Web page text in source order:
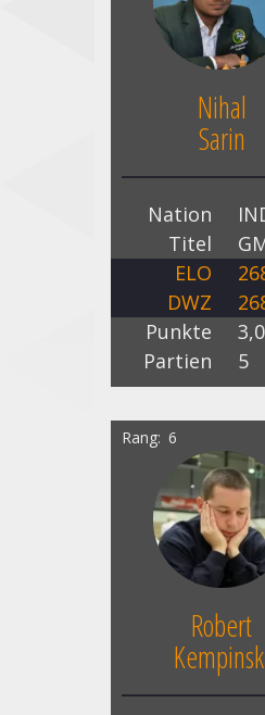
Nihal
Sarin
Nation
Titel
ELO
DWZ
Punkte
3,0
Partien
5
Rang 6
Robert